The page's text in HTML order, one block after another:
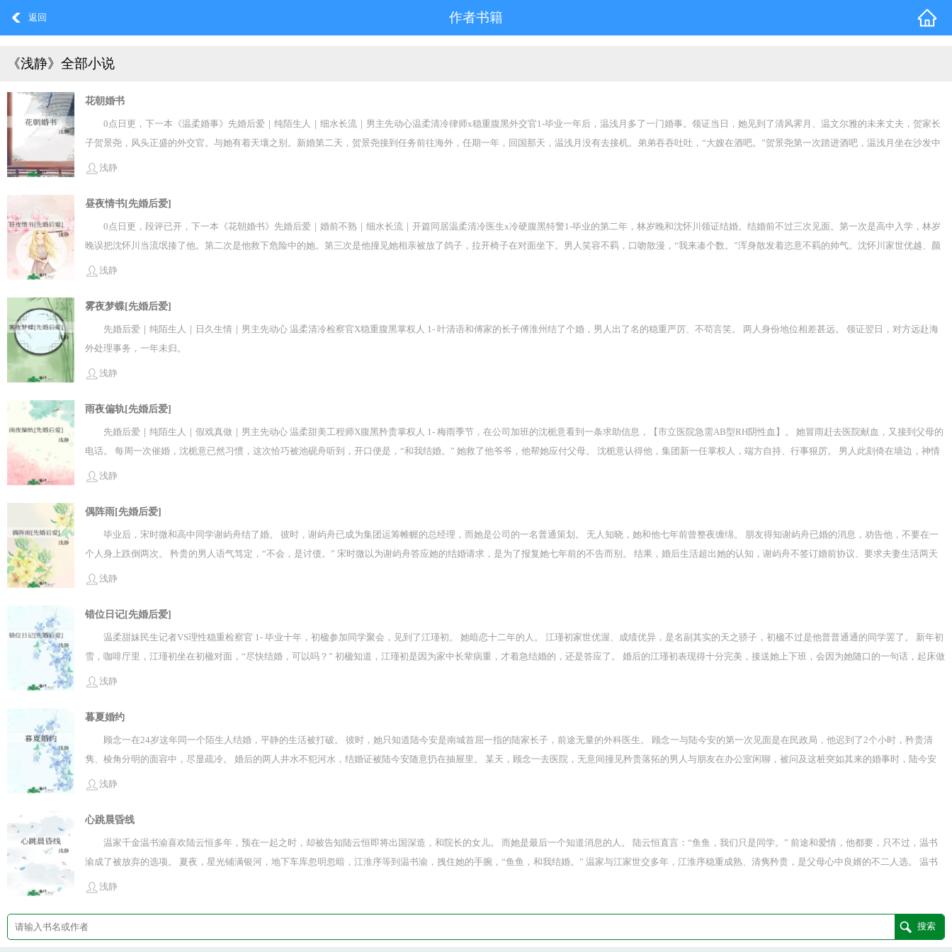
返回 作者书籍
《浅静》全部小说
花朝婚书
0点日更，下一本《温柔婚事》先婚后爱｜纯陌生人｜细水长流｜男主先动心温柔清冷律师x稳重腹黑外交官1-毕业一年后，温浅月多了一门婚事。领证当日，她见到了清风霁月、温文尔雅的未来丈夫，贺家长
子贺景尧，风头正盛的外交官。与她有着天壤之别。新婚第二天，贺景尧接到任务前往海外，任期一年，回国那天，温浅月没有去接机。弟弟吞吞吐吐，“大嫂在酒吧。”贺景尧第一次踏进酒吧，温浅月坐在沙发中
间，手指停在他的方向，“这个不要，太老。”男人摁摁鼻根，冷静出声，“温浅月，回家。”温浅月眯着眼睛看了半天，“你是谁啊？凭什么管我？我那‘死去\\’的老公都不管我。”弟弟：大嫂，你保重。一夜荒唐，温
这么认为，贺景尧心中只有国家大事，哪里在乎儿女情长。后来，在贺景尧朋友的生日会上。男人整晚寸步不离温浅月，北城落下初雪，他贴心披上大衣，“小心，别冻着。”温浅月的高跟鞋磨脚，男人打横抱起
她，“乖一点。”朋友跌掉下巴，这还是他们认识的不近人情舌战群儒的贺景尧吗？再后来，贺景尧接到新的任务，需要出国月余。回国那天，稳重的男人巴巴望着接机的人群，没有寻到温浅月的身影。一向处变不
惊的贺景尧，待在原地，拨通一个电话，“你又不来接我吗？老婆。”小剧场贺景尧上任外交部新一任发言人，每次接受记者采访时，佩戴月亮形状的领带夹和袖扣。众人猜测原因。当事人终于解密，心悦已久@温
浅静
昼夜情书[先婚后爱]
0点日更，段评已开，下一本《花朝婚书》先婚后爱｜婚前不熟｜细水长流｜开篇同居温柔清冷医生x冷硬腹黑特警1-毕业的第二年，林岁晚和沈怀川领证结婚。结婚前不过三次见面。第一次是高中入学，林岁
晚误把沈怀川当流氓揍了他。第二次是他救下危险中的她。第三次是他撞见她相亲被放了鸽子，拉开椅子在对面坐下。男人笑容不羁，口吻散漫，“我来凑个数。”浑身散发着恣意不羁的帅气。沈怀川家世优越、颜
值高、正儿八经的稳定职业，每一项都完美符合她的择偶标准。只是，林岁晚意味深长地盯着他的腿，欲言又止。沈怀川语调慵懒，“放心，没被你踢坏，好得很。”林岁晚：？？？！！！2-婚后的生活平淡如水，
岁等我回家。”林岁晚眼眶泛红抱住他，“你一定要活着回来，不然我就拿着你的钱，和别人结婚。”“你敢。”沉默半晌，沈怀川说：“也好。”这天过后，林岁晚再没有沈怀川的消息，不知道他去了哪里，不知道他什
么时候回来。溪城发生一场超强地震，林岁晚前往震区支援。废墟之上，满目疮痍，救灾有条不紊进行。林岁晚接到任务，救治一名伤员，男人转过身，她愣在了原地。夕阳落幕，余晖凝成瑰丽的粉紫色。沈怀川
看着呆住的老婆，嘴角微微上扬，大步跑向她，“岁岁，又不认识我了么？”“让我抱抱。”阅读指南1、双c双初恋，男主大女主两岁；2、婚前不熟，婚后动心，无暗恋和蓄谋已久。
浅静
雾夜梦蝶[先婚后爱]
先婚后爱｜纯陌生人｜日久生情｜男主先动心 温柔清冷检察官X稳重腹黑掌权人 1- 叶清语和傅家的长子傅淮州结了个婚，男人出了名的稳重严厉、不苟言笑。 两人身份地位相差甚远。 领证翌日，对方远赴海
外处理事务，一年未归。
浅静
雨夜偏轨[先婚后爱]
先婚后爱｜纯陌生人｜假戏真做｜男主先动心 温柔甜美工程师X腹黑矜贵掌权人 1- 梅雨季节，在公司加班的沈栀意看到一条求助信息，【市立医院急需AB型RH阴性血】。 她冒雨赶去医院献血，又接到父母的
电话。 每周一次催婚，沈栀意已然习惯，这次恰巧被池砚舟听到，开口便是，“和我结婚。” 她救了他爷爷，他帮她应付父母。 沈栀意认得他，集团新一任掌权人，端方自持、行事狠厉。 男人此刻倚在墙边，神情
淡漠，好似在谈合同。 婚后，他们约法三章：1、在公司是陌生人；2、在父母面前是恩爱夫妻；3、在家里是合租室友。 2- 某日，沈栀意陪领导与合作方应酬，被故意灌酒。 姗姗来迟的池砚舟转动无名指的戒指，
天半夜让我给他出方案。】 【池砚舟！！看着人模狗样，实际花招巨多。】 结果，早上出门池砚舟和沈栀意错拿了对方的电脑，此刻她的电脑不小心连接到会议大屏。 同事看到了她的实时聊天记录，屏气凝神，
等待老板说话。 池砚舟不疾不徐关掉对话框，矜贵的男人缓缓解释：“夫妻情趣罢了。” 同事：？？？夫妻！！情趣！！罢了！！ 沈栀意：听我解释啊，花招是让她心甘情愿加班，不是你们想的那个意思啊。
浅静
偶阵雨[先婚后爱]
毕业后，宋时微和高中同学谢屿舟结了婚。 彼时，谢屿舟已成为集团运筹帷幄的总经理，而她是公司的一名普通策划。 无人知晓，她和他七年前曾整夜缠绵。 朋友得知谢屿舟已婚的消息，劝告他，不要在一
个人身上跌倒两次。 矜贵的男人语气笃定，“不会，是讨债。” 宋时微以为谢屿舟答应她的结婚请求，是为了报复她七年前的不告而别。 结果，婚后生活超出她的认知，谢屿舟不签订婚前协议、要求夫妻生活两天
三次，用来培养感情。 同在一家公司，两人达成隐婚协议。 公司发布会，合作方想敬谢屿舟一杯酒，男人淡瞥向宋时微的方向，礼貌推辞，“和太太在备孕。” 被问及“谢太太”是哪家千金，一向疏离的男人难得流
浅静
错位日记[先婚后爱]
温柔甜妹民生记者VS理性稳重检察官 1- 毕业十年，初楹参加同学聚会，见到了江瑾初。 她暗恋十二年的人。 江瑾初家世优渥、成绩优异，是名副其实的天之骄子，初楹不过是他普普通通的同学罢了。 新年初
雪，咖啡厅里，江瑾初坐在初楹对面，“尽快结婚，可以吗？” 初楹知道，江瑾初是因为家中长辈病重，才着急结婚的，还是答应了。 婚后的江瑾初表现得十分完美，接送她上下班，会因为她随口的一句话，起床做
夜宵。 2- 初楹明白，一切的好，只是江瑾初在履行丈夫的责任，他从来没说过喜欢她。 连朋友都打趣，江瑾初的世界只有工作，没有感情。 这样一个理性的人，却在某一天，研究如何在南城种植蓝花楹。 一种生
在初楹的唇角，震耳欲聋的心跳声中，她听到一句话，“江瑾初爱初楹，一辈子。”
浅静
暮夏婚约
顾念一在24岁这年同一个陌生人结婚，平静的生活被打破。 彼时，她只知道陆今安是南城首屈一指的陆家长子，前途无量的外科医生。 顾念一与陆今安的第一次见面是在民政局，他迟到了2个小时，矜贵清
隽、棱角分明的面容中，尽显疏冷。 婚后的两人井水不犯河水，结婚证被陆今安随意扔在抽屉里。 某天，顾念一去医院，无意间撞见矜贵落拓的男人与朋友在办公室闲聊，被问及这桩突如其来的婚事时，陆今安
淡漠开口：“不过是完成老人的嘱托罢了。” 不继承家族企业、不为情所动的人，怎会上心婚姻。
浅静
心跳晨昏线
温家千金温书渝喜欢陆云恒多年，预在一起之时，却被告知陆云恒即将出国深造，和院长的女儿。 而她是最后一个知道消息的人。 陆云恒直言：“鱼鱼，我们只是同学。” 前途和爱情，他都要，只不过，温书
渝成了被放弃的选项。 夏夜，星光铺满银河，地下车库忽明忽暗，江淮序等到温书渝，拽住她的手腕，“鱼鱼，和我结婚。” 温家与江家世交多年，江淮序稳重成熟、清隽矜贵，是父母心中良婿的不二人选。 温书
渝答应和他结婚。
浅静